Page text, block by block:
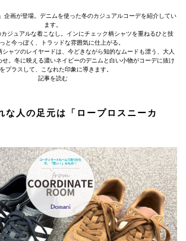
企画が登場。デニムを使った冬のカジュアルコーデを紹介してい
ます。
ジュアルな着こなし。インにチェック柄シャツを重ねるひと技
と今っぽく、トラッドな雰囲気に仕上がる。
ャツのレイヤードは、今どきながら知的なムードも漂う、大人
。冬に映える濃いネイビーのデニムと白い小物がコーデに抜け
プラスして、こなれた印象に導きます。
記事を読む
な人の足元は「ロープロスニーカ